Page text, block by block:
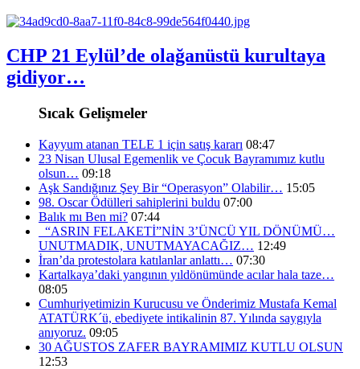
CHP 21 Eylül’de olağanüstü kurultaya
gidiyor…
Sıcak Gelişmeler
Kayyum atanan TELE 1 için satış kararı 08:47
23 Nisan Ulusal Egemenlik ve Çocuk Bayramımız kutlu
olsun… 09:18
Aşk Sandığınız Şey Bir “Operasyon” Olabilir… 15:05
98. Oscar Ödülleri sahiplerini buldu 07:00
Balık mı Ben mi? 07:44
“ASRIN FELAKETİ”NİN 3’ÜNCÜ YIL DÖNÜMÜ…
UNUTMADIK, UNUTMAYACAĞIZ… 12:49
İran’da protestolara katılanlar anlattı… 07:30
Kartalkaya’daki yangının yıldönümünde acılar hala taze…
08:05
Cumhuriyetimizin Kurucusu ve Önderimiz Mustafa Kemal
ATATÜRK´ü, ebediyete intikalinin 87. Yılında saygıyla
anıyoruz. 09:05
30 AĞUSTOS ZAFER BAYRAMIMIZ KUTLU OLSUN
12:53